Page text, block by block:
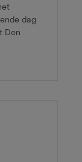
dag
Den